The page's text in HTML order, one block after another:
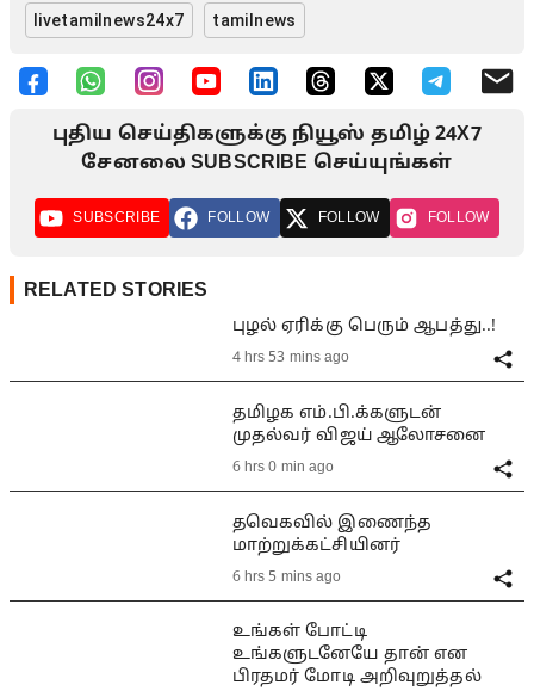
livetamilnews24x7 tamilnews
புதிய செய்திகளுக்கு நியூஸ் தமிழ் 24X7
சேனலை SUBSCRIBE செய்யுங்கள்
SUBSCRIBE FOLLOW FOLLOW FOLLOW
RELATED STORIES
புழல் ஏரிக்கு பெரும் ஆபத்து..!
4 hrs 53 mins ago
தமிழக எம்.பி.க்களுடன்
முதல்வர் விஜய் ஆலோசனை
6 hrs 0 min ago
தவெகவில் இணைந்த
மாற்றுக்கட்சியினர்
6 hrs 5 mins ago
உங்கள் போட்டி
உங்களுடனேயே தான் என
பிரதமர் மோடி அறிவுறுத்தல்